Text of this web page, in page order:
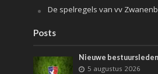
De spelregels van vv
Posts
Nieuwe bestuursleden
5 augustus 2026